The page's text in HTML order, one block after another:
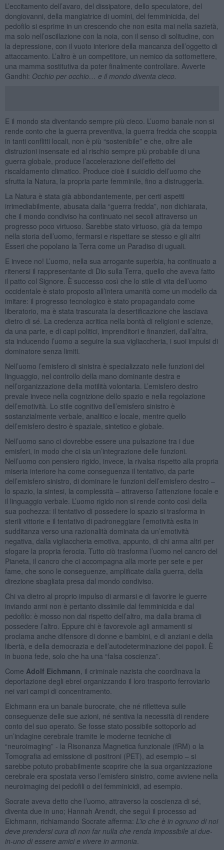
L’eccitamento dell’avaro, del dissipatore, dello speculatore, del
dongiovanni, della mangiatrice di uomini, del femminicida, del
pedofilo si esprime in un crescendo che non esita mai nella sazietà,
ma solo nell’oscillazione con la noia, con il senso di solitudine, con
la depressione, con il vuoto interiore della mancanza dell’oggetto di
attaccamento. L’altro è un competitore, un nemico da sottomettere,
una mamma sostitutiva da poter finalmente controllare. Avverte
Gandhi: Occhio per occhio… e il mondo diventa cieco.
E il mondo sta diventando sempre più cieco. L’uomo banale non si
rende conto che la guerra preventiva, la guerra fredda che scoppia
in tanti conflitti locali, non è più “sostenibile” e che, oltre alle
distruzioni insensate ed al rischio sempre più probabile di una
guerra globale, produce l’accelerazione dell’effetto del
riscaldamento climatico. Produce cioè il suicidio dell’uomo che
sfrutta la Natura, la propria parte femminile, fino a distruggerla.
La Natura è stata già abbondantemente, per certi aspetti
irrimediabilmente, abusata dalla “guerra fredda”, non dichiarata,
che il mondo condiviso ha continuato nei secoli attraverso un
progresso poco virtuoso. Sarebbe stato virtuoso, già da tempo
nella storia dell’uomo, fermarsi e rispettare se stesso e gli altri
Esseri che popolano la Terra come un Paradiso di uguali.
E invece no! L’uomo, nella sua arrogante superbia, ha continuato a
ritenersi il rappresentante di Dio sulla Terra, quello che aveva fatto
il patto col Signore. È successo così che lo stile di vita dell’uomo
occidentale è stato proposto all’intera umanità come un modello da
imitare: il progresso tecnologico è stato propagandato come
liberatorio, ma è stata trascurata la desertificazione che lasciava
dietro di sé. La credenza acritica nella bontà di religioni e scienze,
da una parte, e di capi politici, imprenditori e finanzieri, dall’altra,
sta inducendo l’uomo a seguire la sua vigliaccheria, i suoi impulsi di
dominatore senza limiti.
Nell’uomo l’emisfero di sinistra è specializzato nelle funzioni del
linguaggio, nel controllo della mano dominante destra e
nell’organizzazione della motilità volontaria. L’emisfero destro
prevale invece nella cognizione dello spazio e nella regolazione
dell’emotività. Lo stile cognitivo dell’emisfero sinistro è
sostanzialmente verbale, analitico e locale, mentre quello
dell’emisfero destro è spaziale, sintetico e globale.
Nell’uomo sano ci dovrebbe essere una pulsazione tra i due
emisferi, in modo che ci sia un’integrazione delle funzioni.
Nell’uomo con pensiero rigido, invece, la rivalsa rispetto alla propria
miseria interiore ha come conseguenza il tentativo, da parte
dell’emisfero sinistro, di dominare le funzioni dell’emisfero destro –
lo spazio, la sintesi, la complessità – attraverso l’attenzione focale e
il linguaggio verbale. L’uomo rigido non si rende conto così della
sua pochezza: il tentativo di possedere lo spazio si trasforma in
sterili vittorie e il tentativo di padroneggiare l’emotività esita in
sudditanza verso una razionalità dominata da un’emotività
negativa, dalla vigliaccheria emotiva, appunto, di chi arma altri per
sfogare la propria ferocia. Tutto ciò trasforma l’uomo nel cancro del
Pianeta, il cancro che ci accompagna alla morte per sete e per
fame, che sono le conseguenze, amplificate dalla guerra, della
direzione sbagliata presa dal mondo condiviso.
Chi va dietro al proprio impulso di armarsi e di favorire le guerre
inviando armi non è pertanto dissimile dal femminicida e dal
pedofilo: è mosso non dal rispetto dell’altro, ma dalla brama di
possedere l’altro. Eppure chi è favorevole agli armamenti si
proclama anche difensore di donne e bambini, e di anziani e della
libertà, e della democrazia e dell’autodeterminazione dei popoli. È
in buona fede, solo che ha una “falsa coscienza”.
Come Adolf Eichmann , il criminale nazista che coordinava la
deportazione degli ebrei organizzando il loro trasporto ferroviario
nei vari campi di concentramento.
Eichmann era un banale burocrate, che né rifletteva sulle
conseguenze delle sue azioni, né sentiva la necessità di rendere
conto del suo operato. Se fosse stato possibile sottoporlo ad
un’indagine cerebrale tramite le moderne tecniche di
“neuroimaging” - la Risonanza Magnetica funzionale (fRM) o la
Tomografia ad emissione di positroni (PET), ad esempio – si
sarebbe potuto probabilmente scoprire che la sua organizzazione
cerebrale era spostata verso l’emisfero sinistro, come avviene nella
neuroimaging dei pedofili o dei femminicidi, ad esempio.
Socrate aveva detto che l’uomo, attraverso la coscienza di sé,
diventa due in uno; Hannah Arendt, che seguì il processo ad
Eichmann, richiamando Socrate afferma: L’io che è in ognuno di noi
deve prendersi cura di non far nulla che renda impossibile ai due-
in-uno di essere amici e vivere in armonia